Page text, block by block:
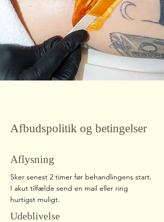
Afbudspolitik og betingelser
Aflysning
Sker senest 2 timer før behandlingens start.
I akut tilfælde send en mail eller ring
hurtigst muligt.
Udeblivelse